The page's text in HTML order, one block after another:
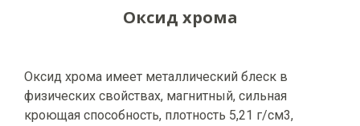
Оксид хрома
Оксид хрома имеет металлический блеск в
физических свойствах, магнитный, сильная
кроющая способность, плотность 5,21 г/см3,